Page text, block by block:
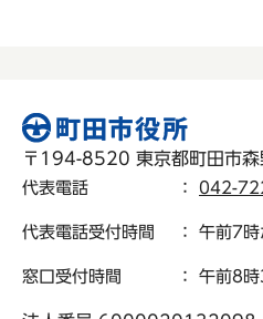
〒194-8520 東京都町田市
代表電話 ： 042-
代表電話受付時間 ： 午前7
窓口受付時間 ： 午前8